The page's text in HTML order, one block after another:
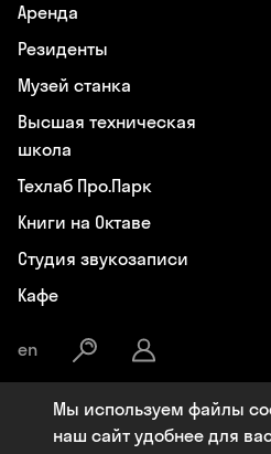
Аренда
Резиденты
Музей станка
Высшая техническая
школа
Техлаб Про.Парк
Книги на Октаве
Студия звукозаписи
Кафе
en
Общество с ограниченной
7107119964, ОГРН: 1177154009284,
Мы используем файлы
наш сайт удобнее для